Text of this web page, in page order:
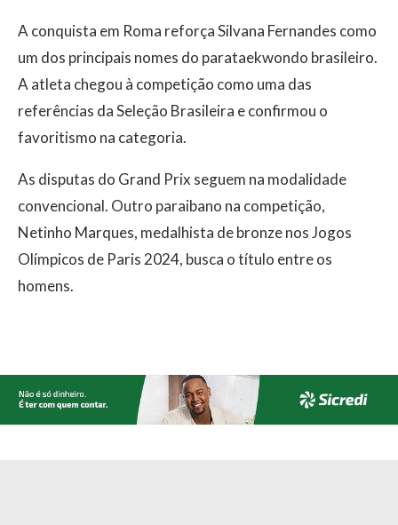
A conquista em Roma reforça Silvana Fernandes como
um dos principais nomes do parataekwondo brasileiro.
A atleta chegou à competição como uma das
referências da Seleção Brasileira e confirmou o
favoritismo na categoria.
As disputas do Grand Prix seguem na modalidade
convencional. Outro paraibano na competição,
Netinho Marques, medalhista de bronze nos Jogos
Olímpicos de Paris 2024, busca o título entre os
homens.